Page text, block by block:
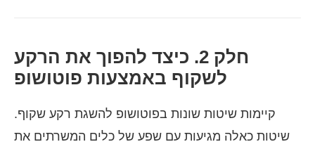
חלק 2. כיצד להפוך את הרקע
לשקוף באמצעות פוטושופ
קיימות שיטות שונות בפוטושופ להשגת רקע שקוף.
שיטות כאלה מגיעות עם שפע של כלים המשרתים את